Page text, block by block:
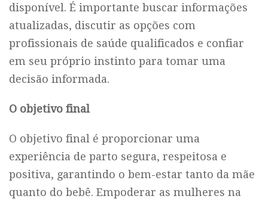
disponível. É importante buscar informações
atualizadas, discutir as opções com
profissionais de saúde qualificados e confiar
em seu próprio instinto para tomar uma
decisão informada.
O objetivo final
O objetivo final é proporcionar uma
experiência de parto segura, respeitosa e
positiva, garantindo o bem-estar tanto da mãe
quanto do bebê. Empoderar as mulheres na